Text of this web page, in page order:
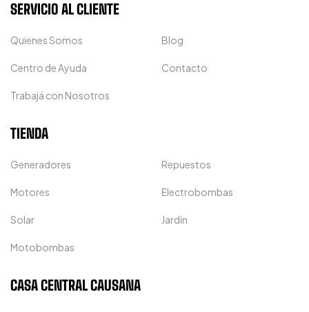
SERVICIO AL CLIENTE
Quienes Somos Blog
Centro de Ayuda Contacto
Trabajá con Nosotros
TIENDA
Generadores Repuestos
Motores Electrobombas
Solar Jardín
Motobombas
CASA CENTRAL CAUSANA